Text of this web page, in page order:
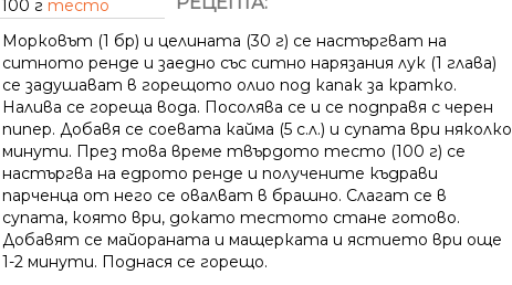
100 г тесто
Морковът (1 бр) и целината (30 г) се настъргват на
ситното ренде и заедно със ситно нарязания лук (1 глава)
се задушават в горещото олио под капак за кратко.
Налива се гореща вода. Посолява се и се подправя с черен
пипер. Добавя се соевата кайма (5 с.л.) и супата ври няколко
минути. През това време твърдото тесто (100 г) се
настъргва на едрото ренде и получените къдрави
парченца от него се овалват в брашно. Слагат се в
супата, която ври, докато тестото стане готово.
Добавят се майоранатa и мащерката и ястието ври още
1-2 минути. Поднася се горещо.